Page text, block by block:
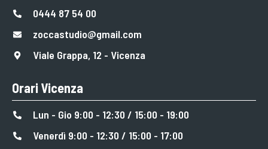
0444 87 54 00
zoccastudio@gmail.com
Viale Grappa, 12 - Vicenza
Orari Vicenza
Lun - Gio 9:00 - 12:30 / 15:00 - 19:00
Venerdì 9:00 - 12:30 / 15:00 - 17:00